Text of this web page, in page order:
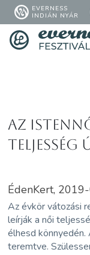
EVERNESS
INDIÁN NYÁR
Az
teljesség
ÉdenKert,
Az évkör vátozási
leírják a női
élhesd
teremtve.